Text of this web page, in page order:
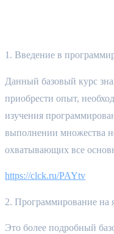
1. Введение в
Данный базовый курс
приобрести опыт,
изучения
выполнении множества
охватывающих все
https://clck.ru/PAYtv
2. Программирование на
Это более подробный